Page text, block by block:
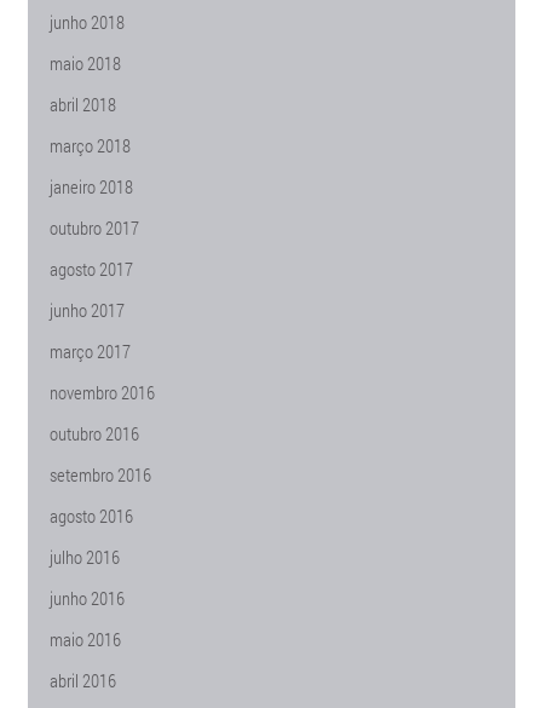
junho 2018
maio 2018
abril 2018
março 2018
janeiro 2018
outubro 2017
agosto 2017
junho 2017
março 2017
novembro 2016
outubro 2016
setembro 2016
agosto 2016
julho 2016
junho 2016
maio 2016
abril 2016